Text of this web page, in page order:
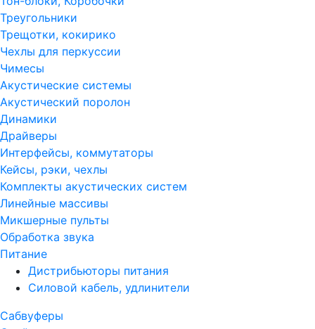
Треугольники
Трещотки, кокирико
Чехлы для перкуссии
Чимесы
Акустические системы
Акустический поролон
Динамики
Драйверы
Интерфейсы, коммутаторы
Кейсы, рэки, чехлы
Комплекты акустических систем
Линейные массивы
Микшерные пульты
Обработка звука
Питание
Дистрибьюторы питания
Силовой кабель, удлинители
Сабвуферы